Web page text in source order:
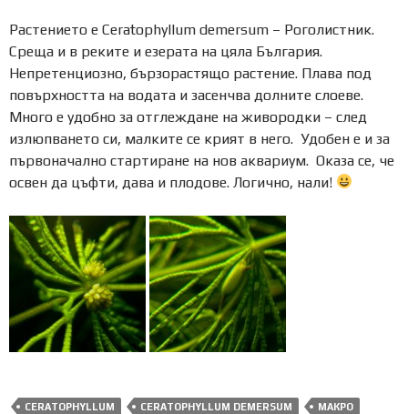
Растението е Ceratophyllum demersum – Роголистник.
Среща и в реките и езерата на цяла България.
Непретенциозно, бързорастящо растение. Плава под
повърхността на водата и засенчва долните слоеве.
Много е удобно за отглеждане на живородки – след
излюпването си, малките се крият в него. Удобен е и за
първоначално стартиране на нов аквариум. Оказа се, че
освен да цъфти, дава и плодове. Логично, нали!
CERATOPHYLLUM CERATOPHYLLUM DEMERSUM
МАКРО